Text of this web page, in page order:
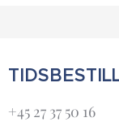
+45 27 37 50 16